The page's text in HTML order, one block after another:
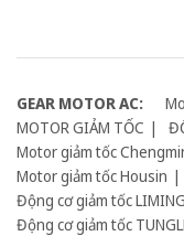
GEAR MOTOR AC:
MOTOR GIẢM TỐC
Motor giảm tốc
Motor giảm tốc Housin
Động cơ giảm tốc LIMING
Động cơ giảm tốc